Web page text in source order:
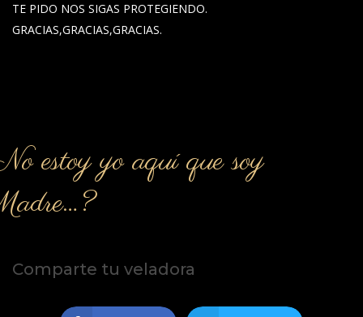
TE PIDO NOS SIGAS PROTEGIENDO.
GRACIAS,GRACIAS,GRACIAS.
estoy yo aquí que soy
Comparte tu veladora